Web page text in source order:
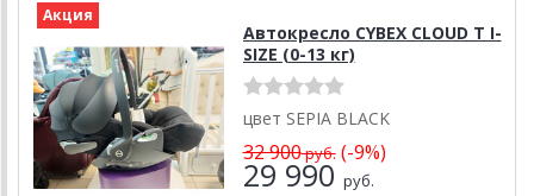
Акция
Автокресло CYBEX CLOUD T I-
SIZE (0-13 кг)
цвет SEPIA BLACK
32 900руб.(-9%)
29 990руб.